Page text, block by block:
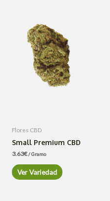
Flores CBD
Small Premium CBD
3.63€/ Gramo
Ver Variedad